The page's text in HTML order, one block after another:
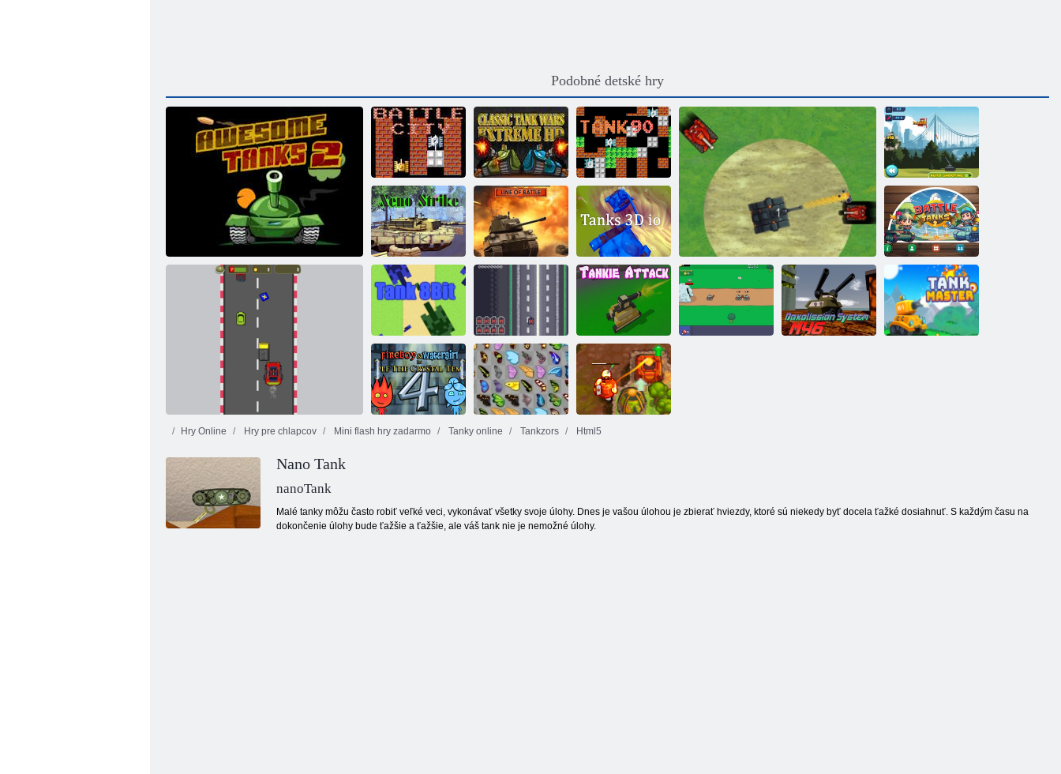
Podobné detské hry
Chladiace nádrže 2
Bojové mesto
online
Klasické
tankové vojny
Extreme HD
Tank z roku
1990
Tank bojovník:
streľba
Kseno rana Bojová hranica 3D tanky Bitka o tanky 2
8bitový tank Obranná nádrž Útok
Hry Online Hry pre chlapcov Mini flash hry zadarmo Tanky online Tankzors Html5
Nano Tank
nanoTank
Malé tanky môžu často robiť veľké veci, vykonávať všetky svoje úlohy. Dnes je vašou úlohou je zbierať hviezdy, ktoré sú niekedy byť docela ťažké dosiahnuť. S každým času na
dokončenie úlohy bude ťažšie a ťažšie, ale váš tank nie je nemožné úlohy.